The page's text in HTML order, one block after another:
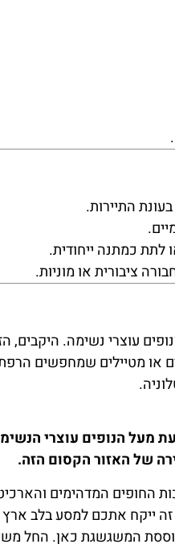
התיירות.
לתת כמתנה ייחודית.
ציבורית או מוניות.
עוצרי נשימה. היקבים,
או מטיילים שמחפשים
מעל הנופים עוצרי
של האזור הקסום הזה.
החופים המדהימים
ייקח אתכם למסע בלב ארץ
המשגשגת כאן. החל